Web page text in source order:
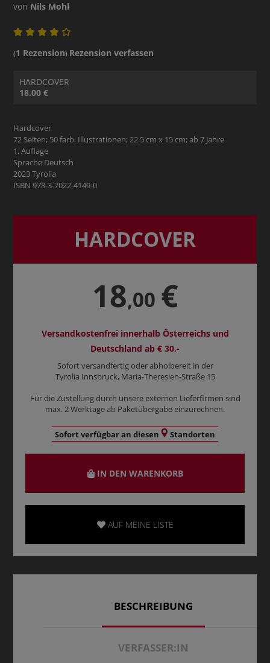
von Nils Mohl
(1 Rezension) Rezension verfassen
HARDCOVER
18.00 €
Hardcover
72 Seiten; 50 farb. Illustrationen; 22.5 cm x 15 cm; ab 7 Jahre
1. Auflage
Sprache Deutsch
2023 Tyrolia
ISBN 978-3-7022-4149-0
HARDCOVER
18,00 €
Versandkostenfrei innerhalb Österreichs und
Deutschland ab € 30,-
Sofort versandfertig oder abholbereit in der
Tyrolia Innsbruck, Maria-Theresien-Straße 15
Für die Zustellung durch unsere externen Lieferfirmen sind
max. 2 Werktage ab Paketübergabe einzurechnen.
Sofort verfügbar an diesen Standorten
IN DEN WARENKORB
AUF MEINE LISTE
BESCHREIBUNG
VERFASSER:IN